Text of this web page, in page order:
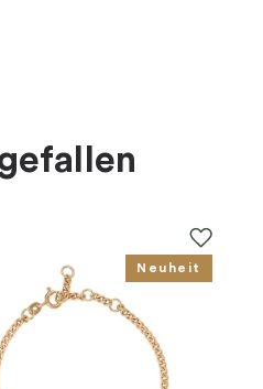
Neuheit